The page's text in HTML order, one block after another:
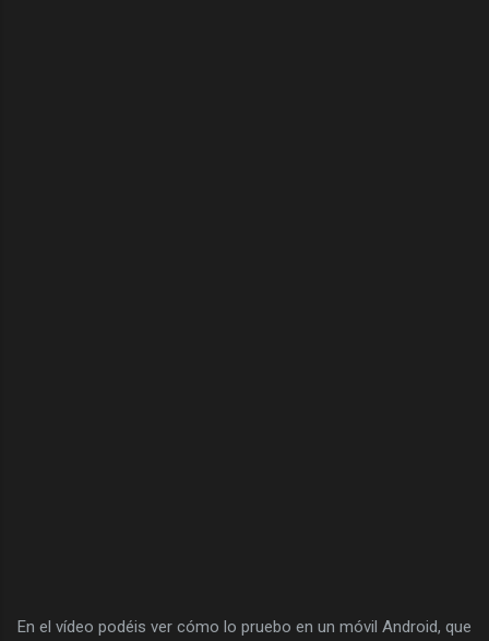
En el vídeo podéis ver cómo lo pruebo en un móvil Android, que